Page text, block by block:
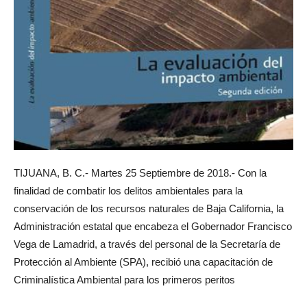
TIJUANA, B. C.- Martes 25 Septiembre de 2018.- Con la
finalidad de combatir los delitos ambientales para la
conservación de los recursos naturales de Baja California, la
Administración estatal que encabeza el Gobernador Francisco
Vega de Lamadrid, a través del personal de la Secretaría de
Protección al Ambiente (SPA), recibió una capacitación de
Criminalística Ambiental para los primeros peritos